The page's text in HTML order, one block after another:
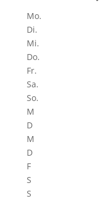
Mo.
Di.
Mi.
Do.
Fr.
Sa.
So.
M
D
M
D
F
S
S